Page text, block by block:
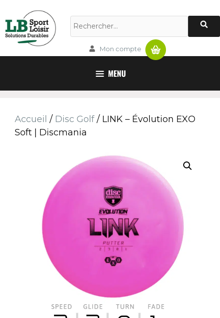
Mon compte Panier
MENU
Accueil / Disc Golf/ LINK – Évolution EXO
Soft | Discmania